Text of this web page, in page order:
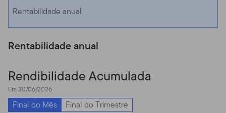
Rentabilidade anual
Rentabilidade anual
Rendibilidade Acumulada
Em 30/06/2026
Final do Mês
Final do Trimestre